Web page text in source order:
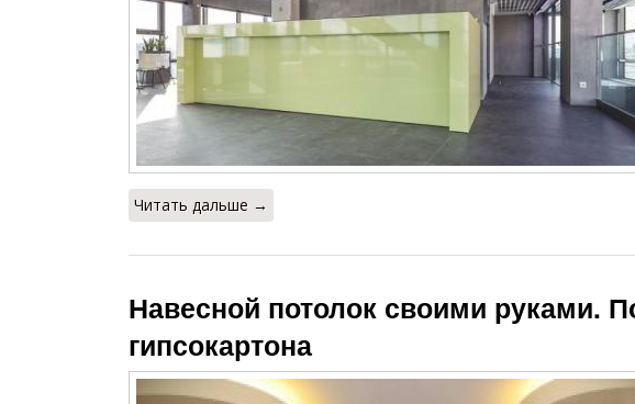
Читать дальше →
Навесной потолок своими руками.
гипсокартона